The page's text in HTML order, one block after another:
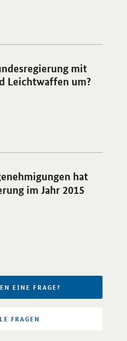
mit
Leichtwaffen um?
hat
im Jahr 2015
EINE FRAGE?
FRAGEN